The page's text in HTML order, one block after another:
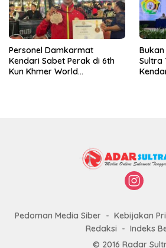
Personel Damkarmat
Kendari Sabet Perak di 6th
Kun Khmer World
Bukan
Sultra
Pedoman Media Siber Kebijakan
Redaksi
Indeks
© 2016 Radar